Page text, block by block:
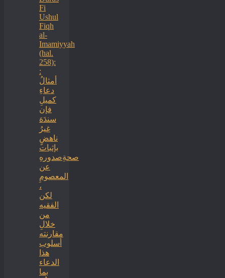
Fi
Ushul
Fiqh
al-
Imamiyyah
(hal.
258):
:
أمثالُ
دعاءِ
كميلِ
فإن
سندَهَ
غيرُ
ناهضٍ
بإثبات
صحةِصدورهِ
عن
المعصومِ
،
لكن
الفقيه
من
خلالِ
مقارنته
أسلوب
هذا
الدعاء
بما